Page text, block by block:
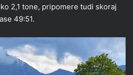
2,1 tone, pripomere tudi skoraj
49:51.